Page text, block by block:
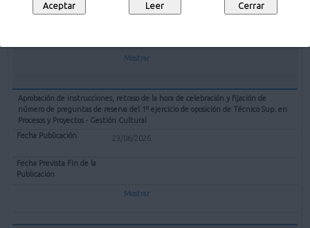
09/07/2026
Mostrar
Aprobación de instrucciones, retraso de la hora de celebración y fijación de
número de preguntas de reserva del 1º ejercicio de oposición de Técnico Sup. en
Procesos y Proyectos - Gestión Cultural
23/06/2026
Mostrar